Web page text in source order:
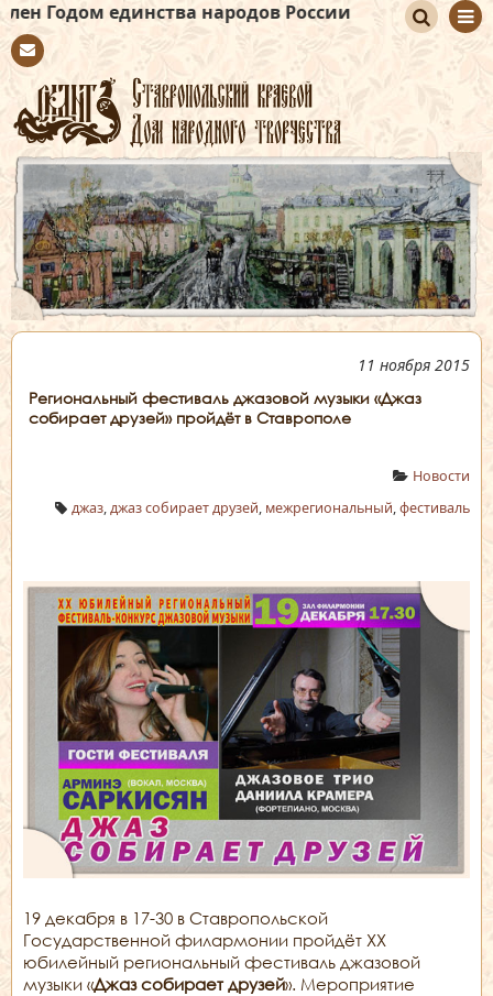
народов России
tact
иск
11 ноября 2015
Региональный фестиваль джазовой музыки «Джаз
собирает друзей» пройдёт в Ставрополе
Новости
джаз,джаз собирает друзей, межрегиональный,фестиваль
19 декабря в 17-30 в Ставропольской
Государственной филармонии пройдёт XX
юбилейный региональный фестиваль джазовой
музыки «Джаз собирает друзей». Мероприятие